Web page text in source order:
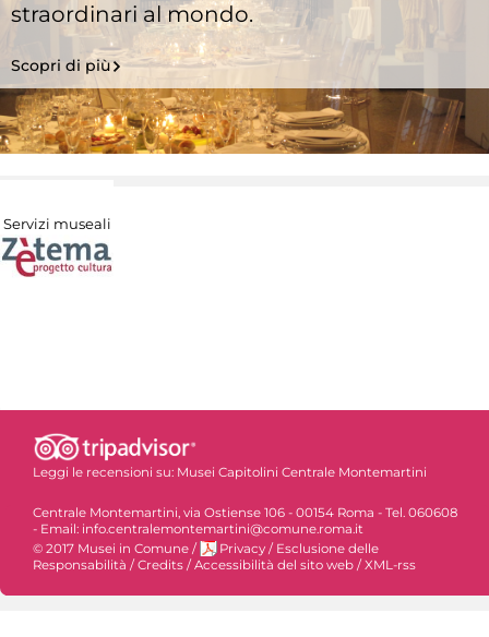
straordinari al mondo.
Scopri di più
Servizi museali
Leggi le recensioni su: Musei Capitolini Centrale Montemartini
Centrale Montemartini, via Ostiense 106 - 00154 Roma - Tel. 060608
- Email: info.centralemontemartini@comune.roma.it
© 2017 Musei in Comune / Privacy / Esclusione delle
Responsabilità / Credits / Accessibilità del sito web / XML-rss